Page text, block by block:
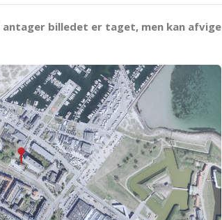
billedet er taget, men kan afvige